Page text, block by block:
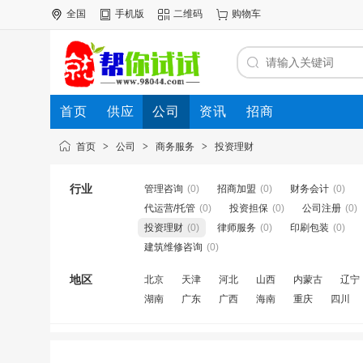
全国 手机版 二维码 购物车
首页 供应 公司 资讯 招商
首页 > 公司 > 商务服务 > 投资理财
行业 管理咨询 (0) 招商加盟 (0) 财务会计 (0)
代运营/托管 (0) 投资担保 (0) 公司注册 (0)
投资理财 (0) 律师服务 (0) 印刷包装 (0)
建筑维修咨询 (0)
地区 北京 天津 河北 山西 内蒙古
辽宁
湖南
广东 广西 海南 重庆 四川